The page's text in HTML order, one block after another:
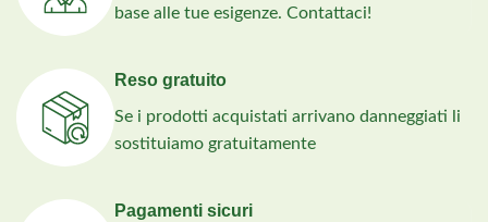
base alle tue esigenze. Contattaci!
Reso gratuito
Se i prodotti acquistati arrivano danneggiati li
sostituiamo gratuitamente
Pagamenti sicuri